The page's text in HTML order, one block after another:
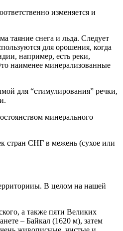
изменяется и
таяние снега и льда. Следует
для орошения, когда
например, есть реки,
наименее минерализованные
для “стимулирования” речки,
минерального
стран СНГ в межень (сухое или
В целом на нашей
а также пяти Великих
– Байкал (1620 м), затем